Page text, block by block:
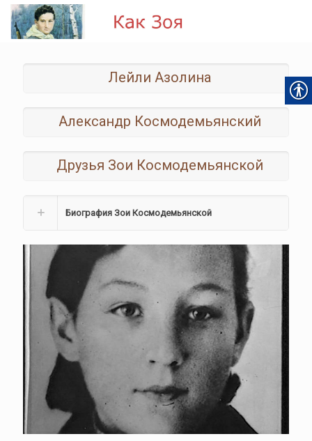
Лейли Азолина
Александр Космодемьянский
Друзья Зои Космодемьянской
Биография Зои Космодемьянской